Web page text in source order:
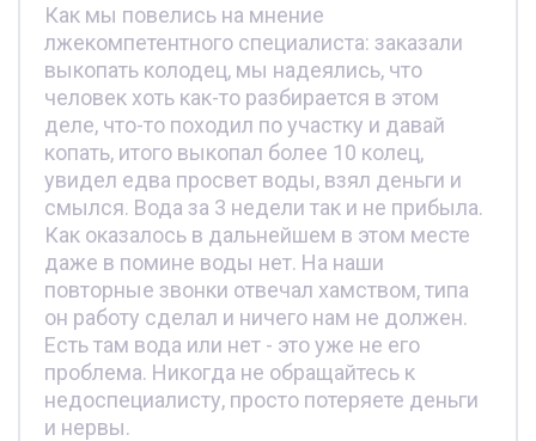
Как мы повелись на мнение
лжекомпетентного специалиста: заказали
выкопать колодец, мы надеялись, что
человек хоть как-то разбирается в этом
деле, что-то походил по участку и давай
копать, итого выкопал более 10 колец,
увидел едва просвет воды, взял деньги и
смылся. Вода за 3 недели так и не прибыла.
Как оказалось в дальнейшем в этом месте
даже в помине воды нет. На наши
повторные звонки отвечал хамством, типа
он работу сделал и ничего нам не должен.
Есть там вода или нет - это уже не его
проблема. Никогда не обращайтесь к
недоспециалисту, просто потеряете деньги
и нервы.